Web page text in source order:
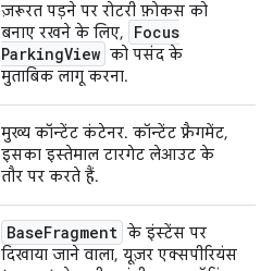
ज़रूरत पड़ने पर रोटरी फ़ोकस को
बनाए रखने के लिए,
Focus
ParkingView को पसंद के
मुताबिक लागू करना.
मुख्य कॉन्टेंट कंटेनर. कॉन्टेंट फ़्रैगमेंट,
इसका इस्तेमाल टारगेट लेआउट के
तौर पर करते हैं.
BaseFragment के इंस्टेंस पर
दिखाया जाने वाला, यूज़र एक्सपीरियंस